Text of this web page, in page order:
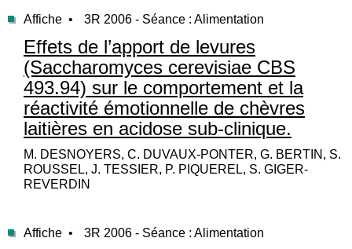
Affiche • 3R 2006 - Séance : Alimentation
Effets de l’apport de levures
(Saccharomyces cerevisiae CBS
493.94) sur le comportement et la
réactivité émotionnelle de chèvres
laitières en acidose sub-clinique.
M. DESNOYERS, C. DUVAUX-PONTER, G. BERTIN, S.
ROUSSEL, J. TESSIER, P. PIQUEREL, S. GIGER-
REVERDIN
Affiche • 3R 2006 - Séance : Alimentation